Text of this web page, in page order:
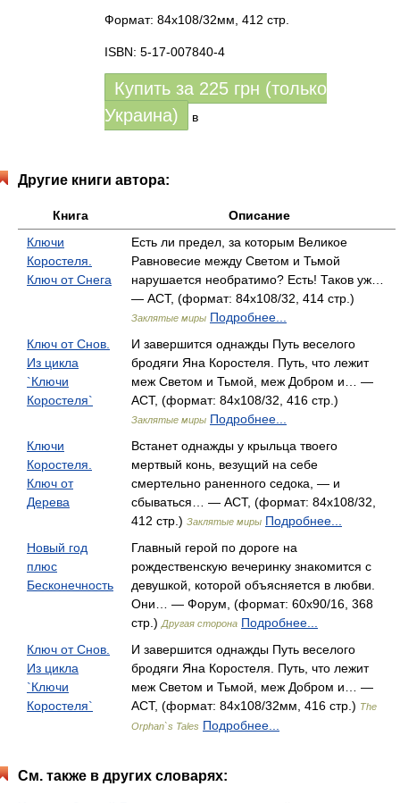
Формат: 84x108/32мм, 412 стр.
ISBN: 5-17-007840-4
Купить за 225 грн (только
Украина)
в
Другие книги автора:
Книга
Описание
Ключи
Коростеля.
Ключ от Снега
Есть ли предел, за которым Великое
Равновесие между Светом и Тьмой
нарушается необратимо? Есть! Таков уж…
— АСТ, (формат: 84x108/32, 414 стр.)
Заклятые миры Подробнее...
Ключ от Снов.
Из цикла
`Ключи
Коростеля`
И завершится однажды Путь веселого
бродяги Яна Коростеля. Путь, что лежит
меж Светом и Тьмой, меж Добром и… —
АСТ, (формат: 84x108/32, 416 стр.)
Заклятые миры Подробнее...
Ключи
Коростеля.
Ключ от
Дерева
Встанет однажды у крыльца твоего
мертвый конь, везущий на себе
смертельно раненного седока, — и
сбываться… — АСТ, (формат: 84x108/32,
412 стр.) Заклятые миры Подробнее...
Новый год
плюс
Бесконечность
Главный герой по дороге на
рождественскую вечеринку знакомится с
девушкой, которой объясняется в любви.
Они… — Форум, (формат: 60x90/16, 368
стр.) Другая сторона Подробнее...
Ключ от Снов.
Из цикла
`Ключи
Коростеля`
И завершится однажды Путь веселого
бродяги Яна Коростеля. Путь, что лежит
меж Светом и Тьмой, меж Добром и… —
АСТ, (формат: 84x108/32мм, 416 стр.) The
Orphan`s Tales Подробнее...
См. также в других словарях: